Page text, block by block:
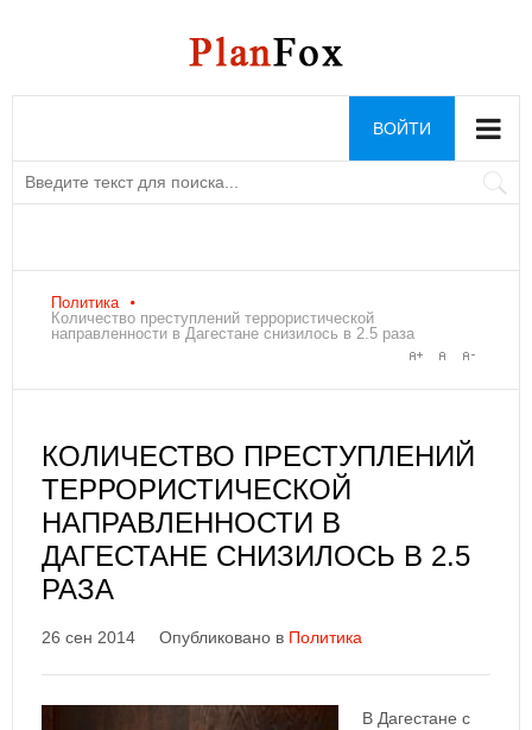
ВОЙТИ
Политика
Количество преступлений террористической
направленности в Дагестане снизилось в 2.5 раза
КОЛИЧЕСТВО ПРЕСТУПЛЕНИЙ
ТЕРРОРИСТИЧЕСКОЙ
НАПРАВЛЕННОСТИ В
ДАГЕСТАНЕ СНИЗИЛОСЬ В 2.5
РАЗА
26 сен 2014 Опубликовано в Политика
В Дагестане с